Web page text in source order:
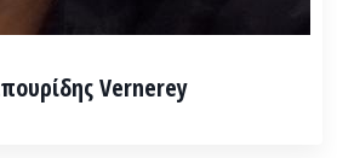
Vernerey